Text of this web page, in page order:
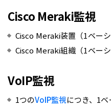
Cisco Meraki監視
Cisco Meraki装置（1ベーシ
Cisco Meraki組織（1ベーシ
VoIP監視
1つのVoIP監視につき、1